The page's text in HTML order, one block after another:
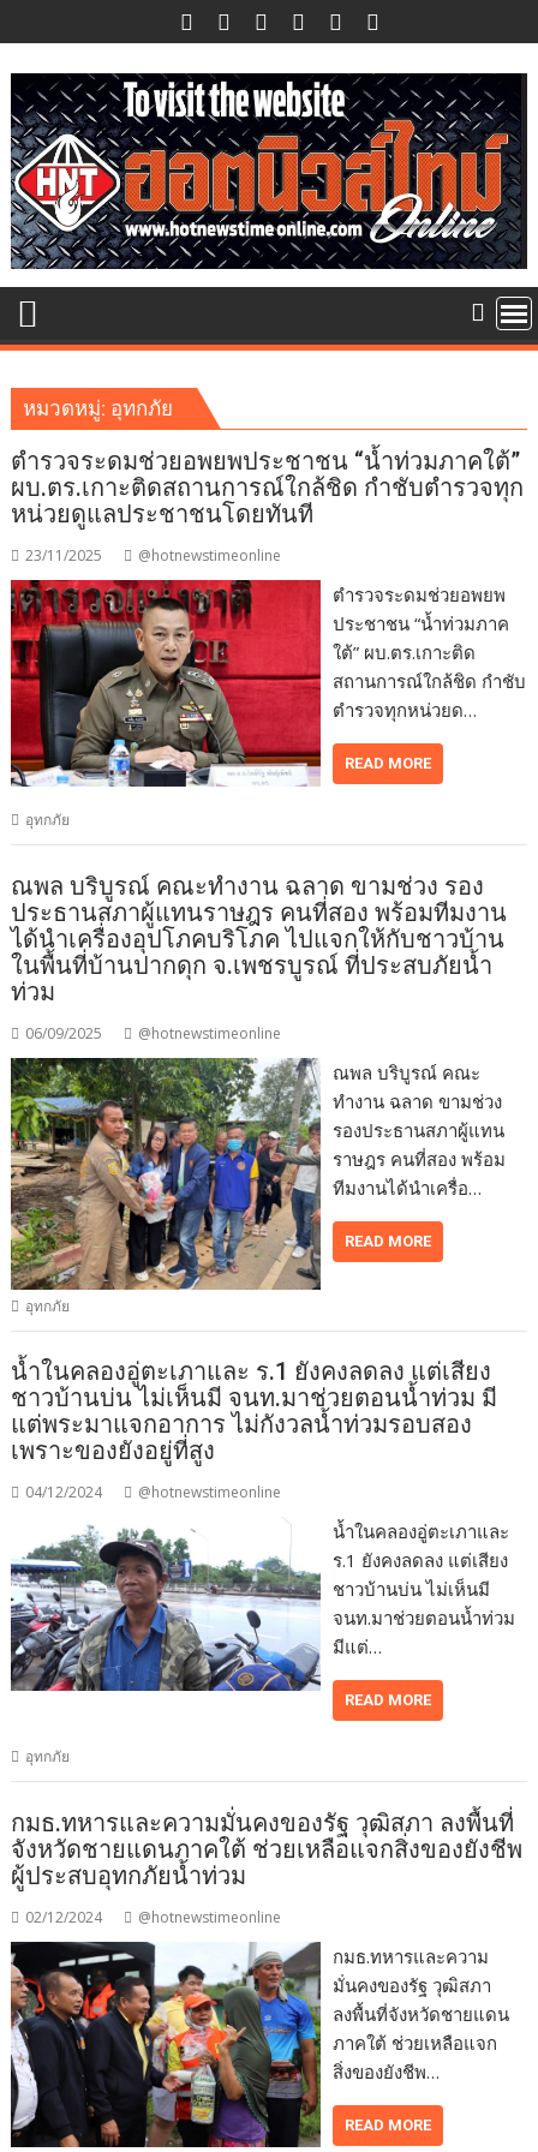
to
content
หมวดหมู่: อุทกภัย
ตำรวจระดมช่วยอพยพประชาชน “น้ำท่วมภาคใต้”
ผบ.ตร.เกาะติดสถานการณ์ใกล้ชิด กำชับตำรวจทุก
หน่วยดูแลประชาชนโดยทันที
23/11/2025 @hotnewstimeonline
ตำรวจระดมช่วยอพยพ
ประชาชน “น้ำท่วมภาค
ใต้” ผบ.ตร.เกาะติด
สถานการณ์ใกล้ชิด กำชับ
ตำรวจทุกหน่วยด…
READ MORE
อุทกภัย
ณพล บริบูรณ์ คณะทำงาน ฉลาด ขามช่วง รอง
ประธานสภาผู้แทนราษฎร คนที่สอง พร้อมทีมงาน
ได้นำเครื่องอุปโภคบริโภค ไปแจกให้กับชาวบ้าน
ในพื้นที่บ้านปากดุก จ.เพชรบูรณ์ ที่ประสบภัยน้ำ
ท่วม
06/09/2025 @hotnewstimeonline
ณพล บริบูรณ์ คณะ
ทำงาน ฉลาด ขามช่วง
รองประธานสภาผู้แทน
ราษฎร คนที่สอง พร้อม
ทีมงานได้นำเครื่อ…
READ MORE
อุทกภัย
น้ำในคลองอู่ตะเภาและ ร.1 ยังคงลดลง แต่เสียง
ชาวบ้านบ่น ไม่เห็นมี จนท.มาช่วยตอนน้ำท่วม มี
แต่พระมาแจกอาการ ไม่กังวลน้ำท่วมรอบสอง
เพราะของยังอยู่ที่สูง
04/12/2024 @hotnewstimeonline
น้ำในคลองอู่ตะเภาและ
ร.1 ยังคงลดลง แต่เสียง
ชาวบ้านบ่น ไม่เห็นมี
จนท.มาช่วยตอนน้ำท่วม
มีแต่…
READ MORE
อุทกภัย
กมธ.ทหารและความมั่นคงของรัฐ วุฒิสภา ลงพื้นที่
จังหวัดชายแดนภาคใต้ ช่วยเหลือแจกสิ่งของยังชีพ
ผู้ประสบอุทกภัยน้ำท่วม
02/12/2024 @hotnewstimeonline
กมธ.ทหารและความ
มั่นคงของรัฐ วุฒิสภา
ลงพื้นที่จังหวัดชายแดน
ภาคใต้ ช่วยเหลือแจก
สิ่งของยังชีพ…
READ MORE